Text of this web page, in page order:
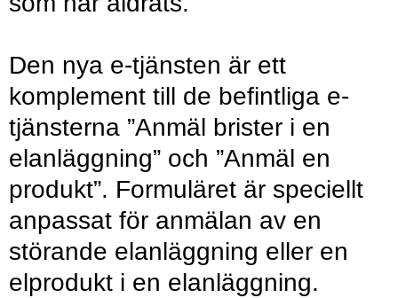
Den nya e-tjänsten är ett
komplement till de befintliga e-
tjänsterna ”Anmäl brister i en
elanläggning” och ”Anmäl en
produkt”. Formuläret är speciellt
anpassat för anmälan av en
störande elanläggning eller en
elprodukt i en elanläggning.